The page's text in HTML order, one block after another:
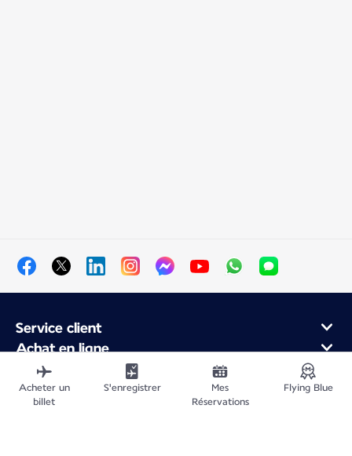
Service client
Achat en ligne
Programme de fidélité et partenaires
À propos d'Air France
Application Mobile Air France
Acheter un
billet
S'enregistrer
Mes
Réservations
Flying Blue